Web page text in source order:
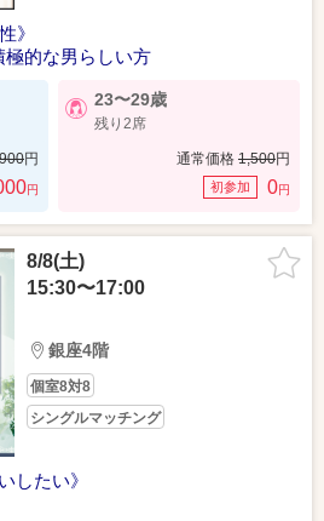
》
的な男らしい方
円
円
23〜29歳
残り2席
通常価格 1,500円
初参加 0円
8/8(土)
15:30〜17:00
銀座4階
個室8対8
シングルマッチング
したい》